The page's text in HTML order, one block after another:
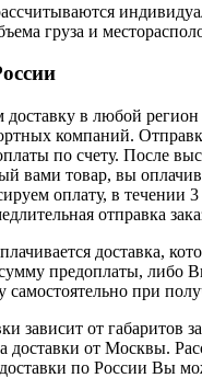
груза и
в любой регион
компаний.
по счету. После
вами товар, вы
оплату, в течении
отправка
доставка,
предоплаты, либо
самостоятельно при
зависит от габаритов
доставки от Москвы.
по России Вы